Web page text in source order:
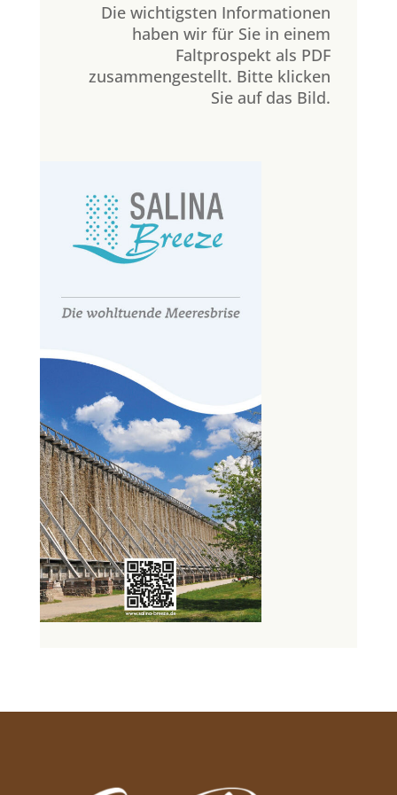
Die wichtigsten Informationen
haben wir für Sie in einem
Faltprospekt als PDF
zusammengestellt. Bitte klicken
Sie auf das Bild.